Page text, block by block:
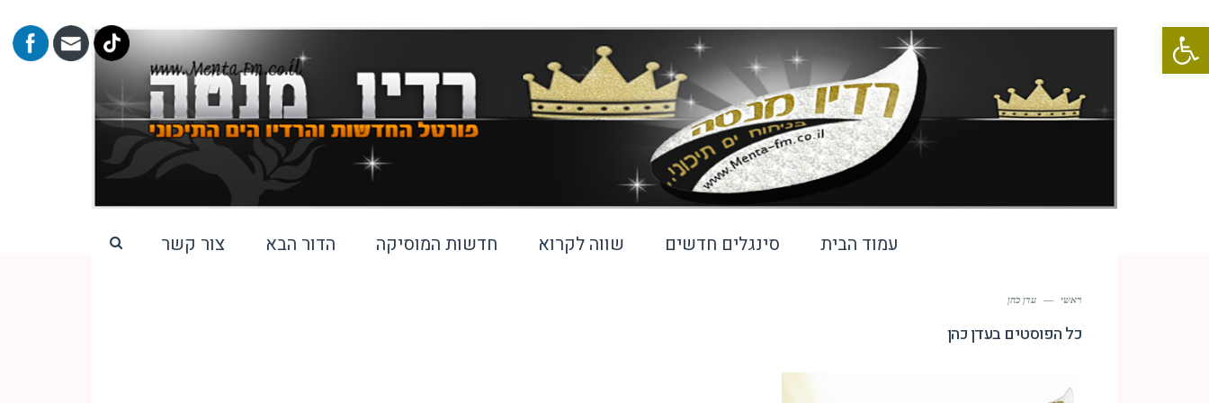
פתח סרגל נגישות
עמוד הבית סינגלים חדשים שווה לקרוא חדשות המוסיקה הדור הבא צור קשר
ראשי — עדן כהן
כל הפוסטים בעדן כהן